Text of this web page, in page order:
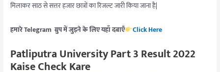
मिलाकर साठ से सत्तर हजार छात्रों का रिजल्ट जारी किया जाना है|
हमारे Telegram ग्रुप में जुड़ने के लिए यहाँ दबाएँ Click Here
Patliputra University Part 3 Result 2022
Kaise Check Kare